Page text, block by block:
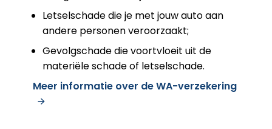
Letselschade die je met jouw auto aan
andere personen veroorzaakt;
Gevolgschade die voortvloeit uit de
materiële schade of letselschade.
Meer informatie over de WA-verzekering